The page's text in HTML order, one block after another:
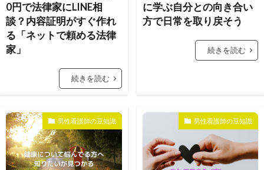
0円で法律家にLINE相
談？内容証明がすぐ作れ
る「ネットで頼める法律
家」
続きを読む
に学ぶ自分との向き合い
方で日常を取り戻そう
続きを読む
男性看護師の豆知識 男性看護師の豆知識